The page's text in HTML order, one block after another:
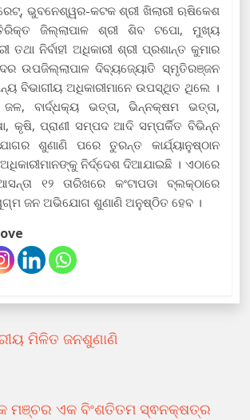
ଭୁବନେଶ୍ୱର-କଟକ ଶ୍ରୀ ଖିଲାରୀ ଋଷିକେଶ
ଜିଲ୍ଲାପାଳ ଶ୍ରୀ ଶିବ ଟପୋ, ମୁଖ୍ୟ
ତଥା ନିର୍ବାହୀ ଅଧିକାରୀ ଶ୍ରୀ ପ୍ରଶାନ୍ତ କୁମାର
ଉପଜିଲ୍ଲାପାଳ ଦିବ୍ୟଜ୍ୟୋତି ସ୍ମୃତିରଞ୍ଜନ
ବିଭାଗୀୟ ଅଧିକାରୀମାନେ ଉପସ୍ଥିତ ଥିଲେ ।
ବାର୍ଦ୍ଧକ୍ୟ ଭତ୍ତା, ଭିନ୍ନକ୍ଷମ ଭତ୍ତା,
କୃଷି, ପ୍ରାଣୀ ସମ୍ପଦ ଆଦି ସମ୍ପର୍କିତ ବିଭିନ୍ନ
ଶୁଣାଣି ପରେ ତୁରନ୍ତ କାର୍ଯ୍ୟାନୁଷ୍ଠାନ
ନିର୍ଦ୍ଦେଶ ଦିଆଯାଇଛି । ଏଠାରେ
୧୨ ତାରିଖରେ କଂଟାପଡା ବ୍ଲକ୍‌ଠାରେ
ଜନ ଅଭିଯୋଗ ଶୁଣାଣି ଅନୁଷ୍ଠିତ ହେବ ।
ମିଳିତ ଜନଶୁଣାଣି
ମଞ୍ଚର ଏକ ବିଂଶତିତମ ସ୍ଵନକ୍ଷତ୍ର